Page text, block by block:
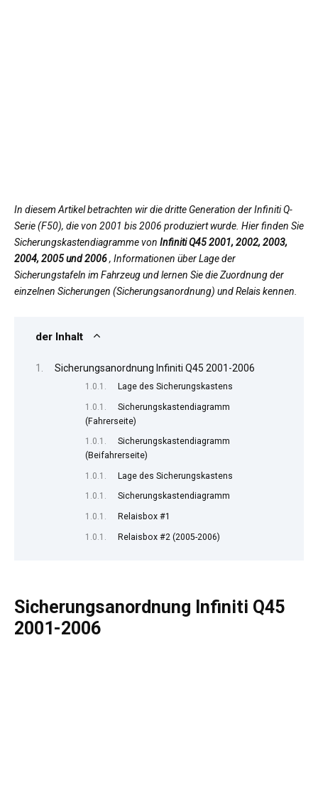
In diesem Artikel betrachten wir die dritte Generation der Infiniti Q-
Serie (F50), die von 2001 bis 2006 produziert wurde. Hier finden Sie
Sicherungskastendiagramme von Infiniti Q45 2001, 2002, 2003,
2004, 2005 und 2006, Informationen über Lage der
Sicherungstafeln im Fahrzeug und lernen Sie die Zuordnung der
einzelnen Sicherungen (Sicherungsanordnung) und Relais kennen.
der Inhalt
Sicherungsanordnung Infiniti Q45 2001-2006
Lage des Sicherungskastens
Sicherungskastendiagramm
(Fahrerseite)
Sicherungskastendiagramm
(Beifahrerseite)
Lage des Sicherungskastens
Sicherungskastendiagramm
Relaisbox #1
Relaisbox #2 (2005-2006)
Sicherungsanordnung Infiniti Q45
2001-2006